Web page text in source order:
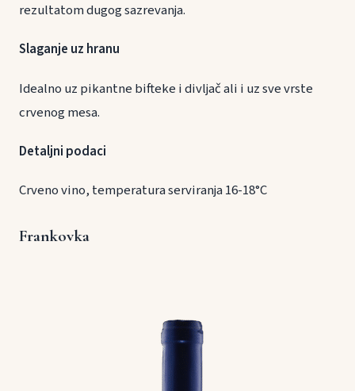
rezultatom dugog sazrevanja.
Slaganje uz hranu
Idealno uz pikantne bifteke i divljač ali i uz sve vrste
crvenog mesa.
Detaljni podaci
Crveno vino, temperatura serviranja 16-18°C
Frankovka